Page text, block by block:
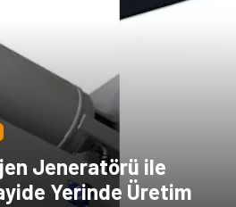
Jeneratörü ile
Yerinde Üretim